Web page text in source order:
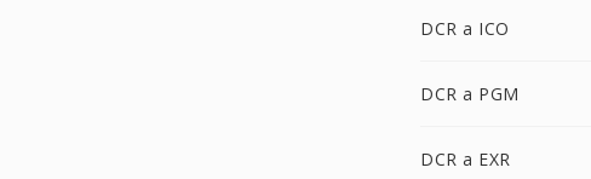
DCR a ICO
DCR a PGM
DCR a EXR